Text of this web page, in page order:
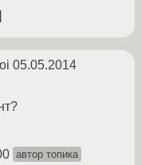
05.05.2014
автор топика